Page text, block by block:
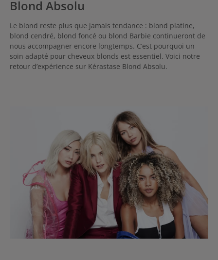
Blond Absolu
Le blond reste plus que jamais tendance : blond platine,
blond cendré, blond foncé ou blond Barbie continueront de
nous accompagner encore longtemps. C’est pourquoi un
soin adapté pour cheveux blonds est essentiel. Voici notre
retour d’expérience sur Kérastase Blond Absolu.